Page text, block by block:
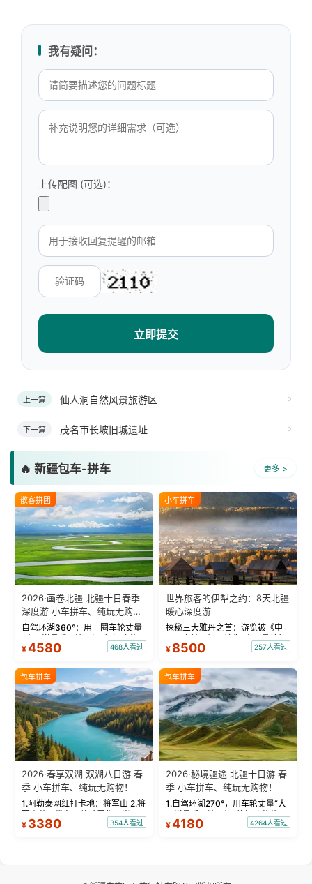
我有疑问：
上传配图 (可选)：
立即提交
上一篇 仙人洞自然风景旅游区
下一篇 茂名市长坡旧城遗址
🔥 新疆包车-拼车 更多 >
散客拼团
2026·画卷北疆 北疆十日春季
深度游 小车拼车、纯玩无购
物！
自驾环湖360°：用一圈车轮丈量
“大西洋最后一滴眼泪”的极致蔚
蓝。 赛湖旅拍：甄选多款风格服
绝美瞬间。 赛湖坦克300跟车视
频：专业摄影师...
¥4580 468人看过
小车拼车
世界旅客的伊犁之约：8天北疆
暖心深度游
探秘三大雅丹之首：游览被《中
国国家地理》评选为“中国最美的
三大雅丹”第一名的克拉玛依魔鬼
瓦人最大村落——禾木村，欣赏
晨雾与小木...
¥ 8500 257人看过
包车拼车
2026·春享双湖 双湖八日游 春
季 小车拼车、纯玩无购物！
1.阿勒泰网红打卡地：将军山 2.将
军山落日缆车，体验雪都风光 3.
将军山，夕阳派对，蹦迪party 4.
¥ 3380 354人看过
包车拼车
2026·秘境疆途 北疆十日游 春
季 小车拼车、纯玩无购物！
1.自驾环湖270°，用车轮丈量“大
西洋最后一滴眼泪”的极致蔚蓝，
让雪山、花海与深邃湖水在转弯
¥4180 4264人看过